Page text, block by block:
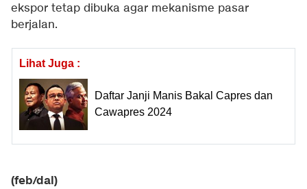
ekspor tetap dibuka agar mekanisme pasar
berjalan.
Lihat Juga :
Daftar Janji Manis Bakal Capres dan
Cawapres 2024
(feb/dal)